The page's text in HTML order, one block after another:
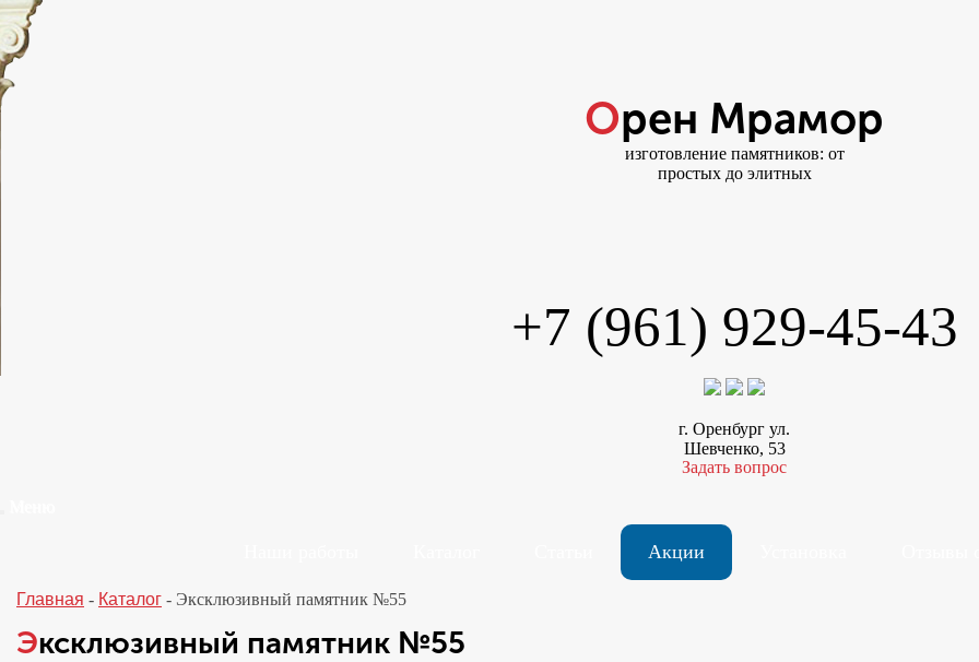
Орен Мрамор
изготовление памятников: от
простых до элитных
+7 (961) 929-45-43
г. Оренбург ул.
Шевченко, 53
Задать вопрос
Акции
Главная - Каталог - Эксклюзивный памятник №55
Эксклюзивный памятник №55